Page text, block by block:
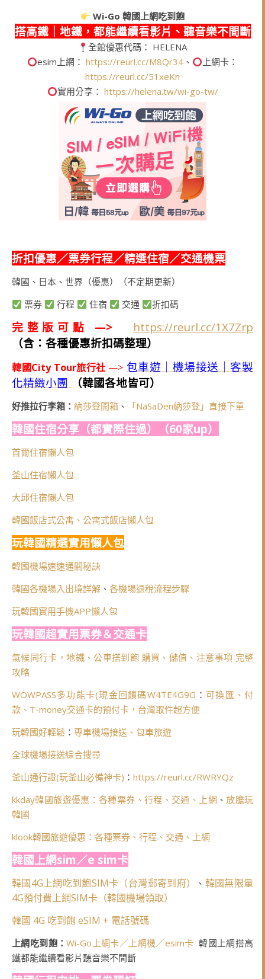
Wi-Go韓國上網吃到飽
搭高鐵｜地鐵，都能繼續看影片、聽音樂不間斷
全館優惠代碼： HELENA
esim上網： https://reurl.cc/M8Qr34 、
上網卡：
https://reurl.cc/51xeKn
實用分享： https://helena.tw/wi-go-tw/
折扣優惠／票券行程／精選住宿／交通機票
韓國、日本、世界（優惠）（不定期更新）
票券
行程 住宿 交通 折扣碼
完整版可點 —>
https://reurl.cc/1X7Zrp
（含：各種優惠折扣碼整理）
韓國City Tour旅行社 —> 包車遊｜機場接送｜客製
化精緻小團
（韓國各地皆可）
好推拉行李箱： 納莎登開箱 、 「NaSaDen納莎登」直接下單
韓國住宿分享（都實際住過）（60家up）
首爾住宿懶人包
釜山住宿懶人包
大邱住宿懶人包
韓國飯店式公寓、公寓式飯店懶人包
玩韓國精選實用懶人包
韓國機場速速通關秘訣
韓國各機場入出境詳解 、 各機場退稅流程步驟
玩韓國實用手機APP懶人包
玩韓國超實用票券＆交通卡
氣候同行卡，地鐵、公車搭到飽 購買、儲值、注意事項 完整
攻略
WOWPASS多功能卡(現金回饋碼W4TE4G9G ：可換匯、付
款、T-money交通卡的預付卡，台灣取件超方便
玩韓國好輕鬆 ： 專車機場接送、包車旅遊
全球機場接送綜合搜尋
釜山通行證(玩釜山必備神卡) ： https://reurl.cc/RWRYQz
kkday韓國旅遊優惠：各種票券、行程、交通、上網 、放膽玩
韓國
klook韓國旅遊優惠：各種票券、行程、交通、上網
韓國上網sim／e sim卡
韓國4G上網吃到飽SIM卡（台灣郵寄到府） 、 韓國無限量
4G預付費上網SIM卡（韓國機場領取）
韓國 4G 吃到飽 eSIM + 電話號碼
上網吃到飽：Wi-Go上網卡／上網機／esim卡 韓國上網搭高
鐵都能繼續看影片聽音樂不間斷